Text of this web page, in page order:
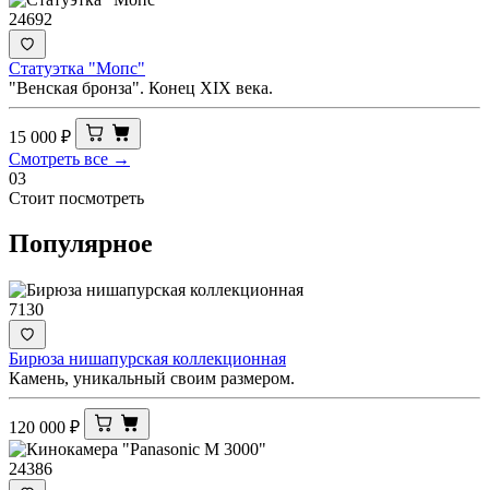
24692
Статуэтка "Мопс"
"Венская бронза". Конец XIX века.
15 000 ₽
Смотреть все →
03
Стоит посмотреть
Популярное
7130
Бирюза нишапурская коллекционная
Камень, уникальный своим размером.
120 000 ₽
24386